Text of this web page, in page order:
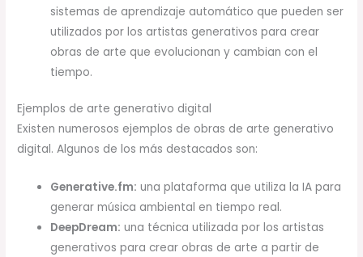
sistemas de aprendizaje automático que pueden ser
utilizados por los artistas generativos para crear
obras de arte que evolucionan y cambian con el
tiempo.
Ejemplos de arte generativo digital
Existen numerosos ejemplos de obras de arte generativo
digital. Algunos de los más destacados son:
Generative.fm: una plataforma que utiliza la IA para
generar música ambiental en tiempo real.
DeepDream: una técnica utilizada por los artistas
generativos para crear obras de arte a partir de